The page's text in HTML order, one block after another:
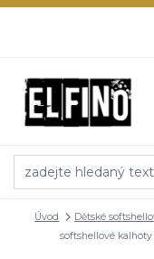
Úvod Dětské
softshellové